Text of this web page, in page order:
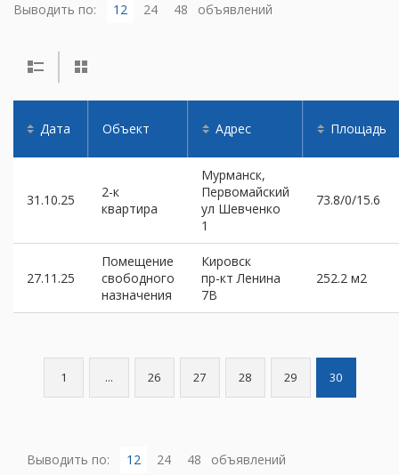
Выводить по: 12 24 48 объявлений
Дата Объект Адрес Площадь
31.10.25
2-к
квартира
Мурманск,
Первомайский
ул Шевченко
1
73.8/0/15.6
27.11.25
Помещение
свободного
назначения
Кировск
пр-кт Ленина
7В
252.2 м2
1 ... 26 27 28 29 30
Выводить по: 12 24 48 объявлений